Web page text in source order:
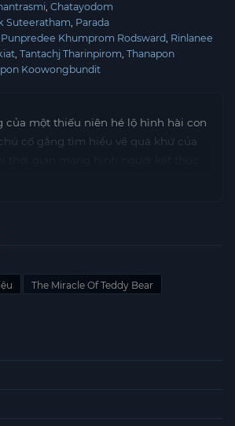
Chatayodom
Suteeratham Parada
Punpredee Khumprom Rodsward Rinlanee
Tantachj Tharinpirom Thanapon
Koowongbundit
của một thiếu niên hé lộ hình hài con
cố gắng tìm hiểu về quá khứ của
The Miracle Of Teddy Bear